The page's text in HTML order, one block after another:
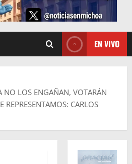
EN VIVO
NO LOS ENGAÑAN, VOTARÁN
REPRESENTAMOS: CARLOS